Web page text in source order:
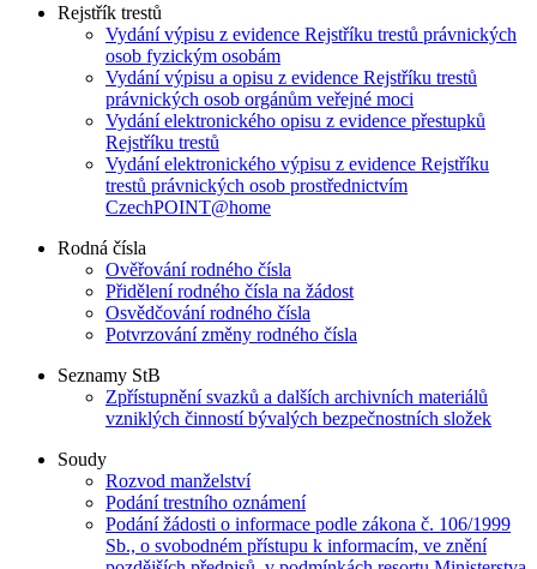
Rejstřík trestů
Vydání výpisu z evidence Rejstříku trestů právnických
osob fyzickým osobám
Vydání výpisu a opisu z evidence Rejstříku trestů
právnických osob orgánům veřejné moci
Vydání elektronického opisu z evidence přestupků
Rejstříku trestů
Vydání elektronického výpisu z evidence Rejstříku
trestů právnických osob prostřednictvím
CzechPOINT@home
Rodná čísla
Ověřování rodného čísla
Přidělení rodného čísla na žádost
Osvědčování rodného čísla
Potvrzování změny rodného čísla
Seznamy StB
Zpřístupnění svazků a dalších archivních materiálů
vzniklých činností bývalých bezpečnostních složek
Soudy
Rozvod manželství
Podání trestního oznámení
Podání žádosti o informace podle zákona č. 106/1999
Sb., o svobodném přístupu k informacím, ve znění